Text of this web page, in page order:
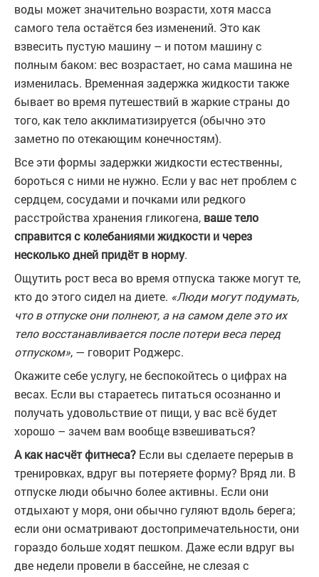
воды может значительно возрасти, хотя масса
самого тела остаётся без изменений. Это как
взвесить пустую машину – и потом машину с
полным баком: вес возрастает, но сама машина не
изменилась. Временная задержка жидкости также
бывает во время путешествий в жаркие страны до
того, как тело акклиматизируется (обычно это
заметно по отекающим конечностям).
Все эти формы задержки жидкости естественны,
бороться с ними не нужно. Если у вас нет проблем с
сердцем, сосудами и почками или редкого
расстройства хранения гликогена, ваше тело
справится с колебаниями жидкости и через
несколько дней придёт в норму.
Ощутить рост веса во время отпуска также могут те,
кто до этого сидел на диете. «Люди могут подумать,
что в отпуске они полнеют, а на самом деле это их
тело восстанавливается после потери веса перед
отпуском», — говорит Роджерс.
Окажите себе услугу, не беспокойтесь о цифрах на
весах. Если вы стараетесь питаться осознанно и
получать удовольствие от пищи, у вас всё будет
хорошо – зачем вам вообще взвешиваться?
А как насчёт фитнеса? Если вы сделаете перерыв в
тренировках, вдруг вы потеряете форму? Вряд ли. В
отпуске люди обычно более активны. Если они
отдыхают у моря, они обычно гуляют вдоль берега;
если они осматривают достопримечательности, они
гораздо больше ходят пешком. Даже если вдруг вы
две недели провели в бассейне, не слезая с